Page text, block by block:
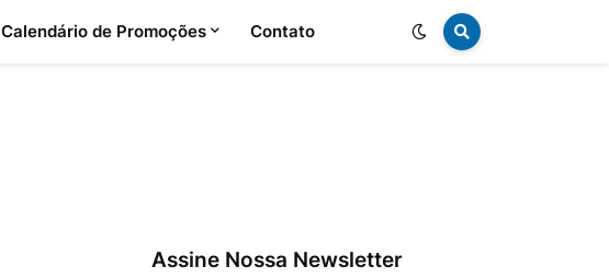
Calendário de Promoções Contato
Assine Nossa Newsletter